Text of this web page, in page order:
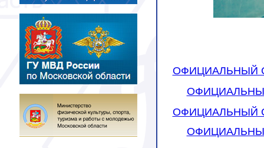
ОФИЦИАЛЬНЫЙ
ОФИЦИАЛЬНЫЙ
ОФИЦИАЛЬНЫЙ